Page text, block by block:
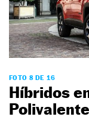
FOTO 8 DE 16
Híbridos